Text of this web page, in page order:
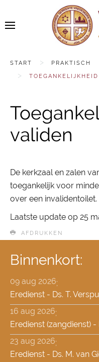
START
PRAKTISCH
validen
De kerkzaal en zalen
toegankelijk voor
over een invalidentoilet.
Laatste update op 25
AFDRUKKEN
Binnenkort:
09 aug 2026;
Eredienst - Ds. T.
16 aug 2026;
Eredienst (zangdienst)
23 aug 2026;
Eredienst - Ds. M. van